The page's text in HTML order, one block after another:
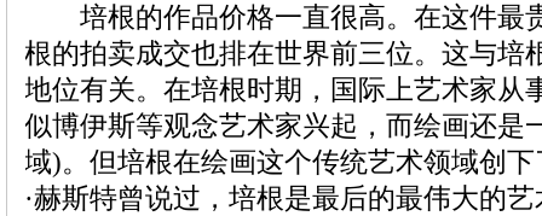
培根的作品价格一直很高。在这件最
根的拍卖成交也排在世界前三位。这与培
地位有关。在培根时期，国际上艺术家从
似博伊斯等观念艺术家兴起，而绘画还是
域)。但培根在绘画这个传统艺术领域创
·赫斯特曾说过，培根是最后的最伟大的